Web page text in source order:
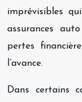
imprévisibles
assurances
pertes
l’avance.
Dans certains